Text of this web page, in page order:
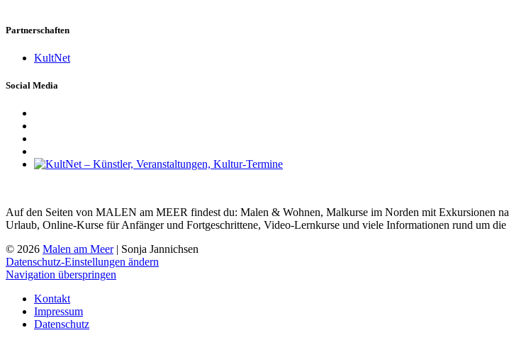
Partnerschaften
KultNet
Social Media
Auf den Seiten von MALEN am MEER findest du: Malen & Wohnen, Malkurse im Norden mit Exkursionen
Urlaub, Online-Kurse für Anfänger und Fortgeschrittene, Video-Lernkurse und viele Informationen rund um die
© 2026 Malen am Meer| Sonja Jannichsen
Datenschutz-Einstellungen ändern
Navigation überspringen
Kontakt
Impressum
Datenschutz